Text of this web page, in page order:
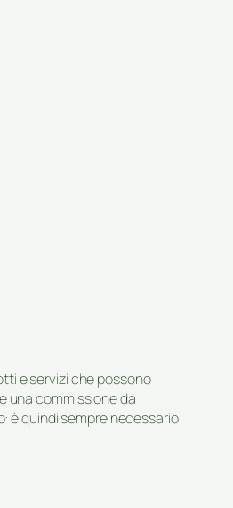
e servizi che possono
una commissione da
è quindi sempre necessario